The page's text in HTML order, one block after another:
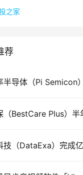
之家
荐
半导体（Pi Semicon
（BestCare Plus）半
技（DataExa）完成